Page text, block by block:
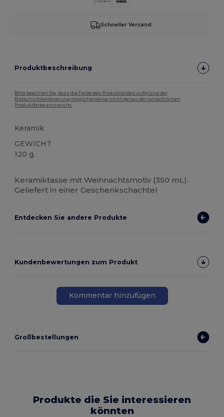
Schneller Versand
Produktbeschreibung
Bitte beachten Sie, dass die Farbe des Produktbildes aufgrund der
Bildschirmkalibrierung möglicherweise nicht genau der tatsächlichen
Produktfarbe entspricht.
Keramik
GEWICHT
120 g.
Keramiktasse mit Weihnachtsmotiv (350 mL).
Geliefert in einer Geschenkschachtel
Entdecken Sie andere Produkte
Kundenbewertungen zum Produkt
Kommentar hinzufügen
Großbestellungen
Produkte die Sie interessieren
könnten